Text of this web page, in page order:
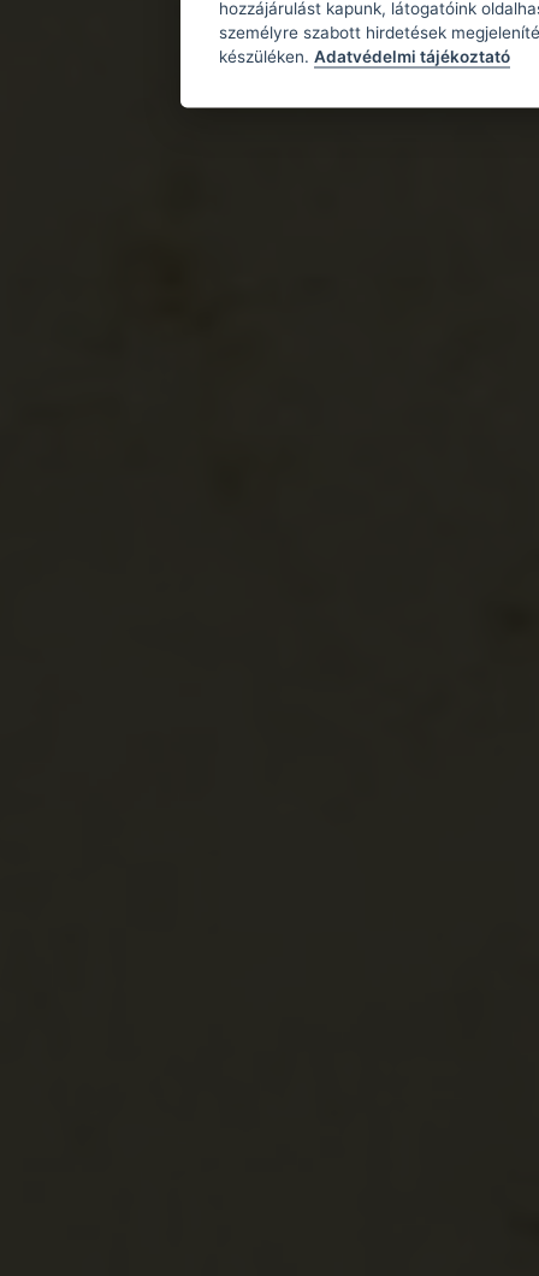
hozzájárulást kapunk, látogatóink
személyre szabott hirdetések
készüléken. Adatvédelmi tájékoztató